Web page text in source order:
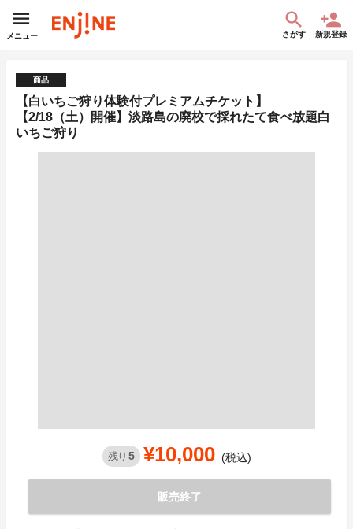
メニュー さがす 新規登録
商品
【白いちご狩り体験付プレミアムチケット】
【2/18（土）開催】淡路島の廃校で採れたて食べ放題白
いちご狩り
残り 5 ¥10,000 (税込)
販売終了